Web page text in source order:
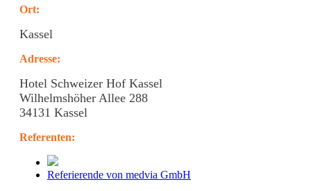
Ort:
Kassel
Adresse:
Hotel Schweizer Hof Kassel
Wilhelmshöher Allee 288
34131 Kassel
Referenten:
Referierende von medvia GmbH